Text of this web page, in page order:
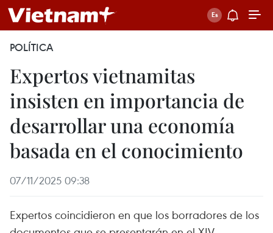
POLÍTICA
Expertos vietnamitas
insisten en importancia de
desarrollar una economía
basada en el conocimiento
07/11/2025 09:38
Expertos coincidieron en que los borradores de los